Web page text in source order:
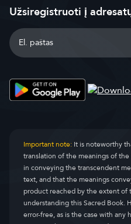
Užsiregistruoti į
Important note:It is noteworthy
translation of the meanings of
in conveying the transcendent
text, and that the meanings
product reached by the extent of
understanding this Sacred Book.
error-free, as is the case with any